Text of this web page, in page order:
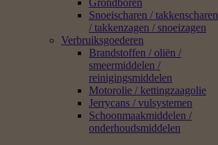
Grondboren
Snoeischaren / takkenscharen
/ takkenzagen / snoeizagen
Verbruiksgoederen
Brandstoffen / oliën /
smeermiddelen /
reinigingsmiddelen
Motorolie / kettingzaagolie
Jerrycans / vulsystemen
Schoonmaakmiddelen /
onderhoudsmiddelen